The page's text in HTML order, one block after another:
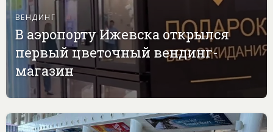
ВЕНДИНГ
В аэропорту Ижевска открылся
первый цветочный вендинг-
магазин